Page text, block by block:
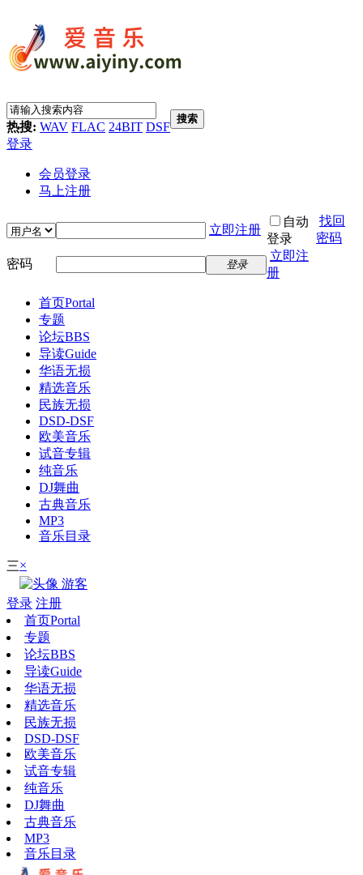
热搜: WAV FLAC 24BIT DSF
搜索
登录
会员登录
马上注册
立即注册
自动
登录
找回
密码
密码
登录
立即注
册
首页Portal
专题
论坛BBS
导读Guide
华语无损
精选音乐
民族无损
DSD-DSF
欧美音乐
试音专辑
纯音乐
DJ舞曲
古典音乐
MP3
音乐目录
三×
游客
登录 注册
首页Portal
专题
论坛BBS
导读Guide
华语无损
精选音乐
民族无损
DSD-DSF
欧美音乐
试音专辑
纯音乐
DJ舞曲
古典音乐
MP3
音乐目录